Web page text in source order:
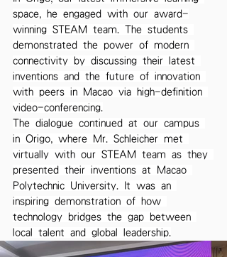
space, he engaged with our award-
winning STEAM team. The students
demonstrated the power of modern
connectivity by discussing their latest
inventions and the future of innovation
with peers in Macao via high-definition
video-conferencing.
The dialogue continued at our campus
in Origo, where Mr. Schleicher met
virtually with our STEAM team as they
presented their inventions at Macao
Polytechnic University. It was an
inspiring demonstration of how
technology bridges the gap between
local talent and global leadership.